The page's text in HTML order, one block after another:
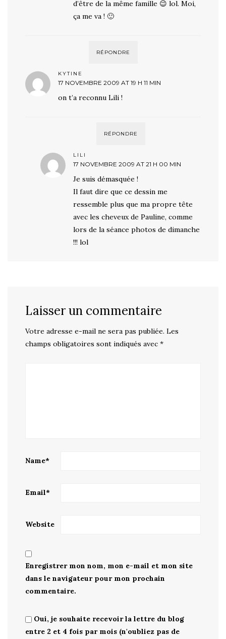
d’être de la même famille 😉 lol. Moi,
ça me va ! 🙂
RÉPONDRE
KYTINE
17 NOVEMBRE 2009 AT 19 H 11 MIN
on t’a reconnu Lili !
RÉPONDRE
LILI
17 NOVEMBRE 2009 AT 21 H 00 MIN
Je suis démasquée !
Il faut dire que ce dessin me
ressemble plus que ma propre tête
avec les cheveux de Pauline, comme
lors de la séance photos de dimanche
!!! lol
Laisser un commentaire
Votre adresse e-mail ne sera pas publiée. Les
champs obligatoires sont indiqués avec *
Name*
Email*
Website
Enregistrer mon nom, mon e-mail et mon site
dans le navigateur pour mon prochain
commentaire.
Oui, je souhaite recevoir la lettre du blog
entre 2 et 4 fois par mois (n'oubliez pas de